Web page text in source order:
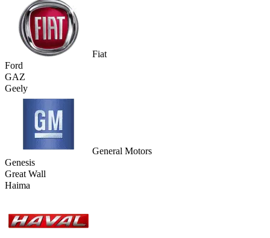
Fiat
Ford
GAZ
Geely
General Motors
Genesis
Great Wall
Haima